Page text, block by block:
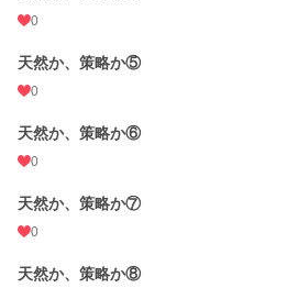
0
天然か、策略か⑤
0
天然か、策略か⑥
0
天然か、策略か⑦
0
天然か、策略か⑧